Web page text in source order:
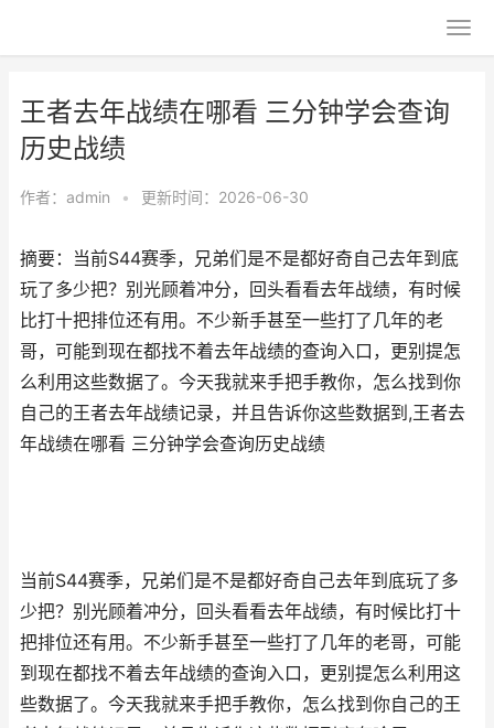
王者去年战绩在哪看 三分钟学会查询
历史战绩
作者： admin • 更新时间：2026-06-30
摘要：当前S44赛季，兄弟们是不是都好奇自己去年到底
玩了多少把？别光顾着冲分，回头看看去年战绩，有时候
比打十把排位还有用。不少新手甚至一些打了几年的老
哥，可能到现在都找不着去年战绩的查询入口，更别提怎
么利用这些数据了。今天我就来手把手教你，怎么找到你
自己的王者去年战绩记录，并且告诉你这些数据到,王者去
年战绩在哪看 三分钟学会查询历史战绩
当前S44赛季，兄弟们是不是都好奇自己去年到底玩了多
少把？别光顾着冲分，回头看看去年战绩，有时候比打十
把排位还有用。不少新手甚至一些打了几年的老哥，可能
到现在都找不着去年战绩的查询入口，更别提怎么利用这
些数据了。今天我就来手把手教你，怎么找到你自己的王